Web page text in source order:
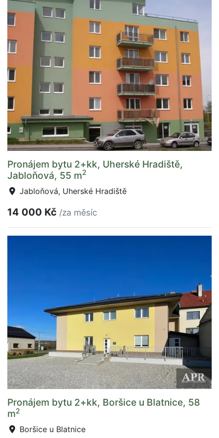
Pronájem bytu 2+kk, Uherské Hradiště,
Jabloňová, 55 m2
Jabloňová, Uherské Hradiště
14 000 Kč /za měsíc
Pronájem bytu 2+kk, Boršice u Blatnice, 58
m2
Boršice u Blatnice